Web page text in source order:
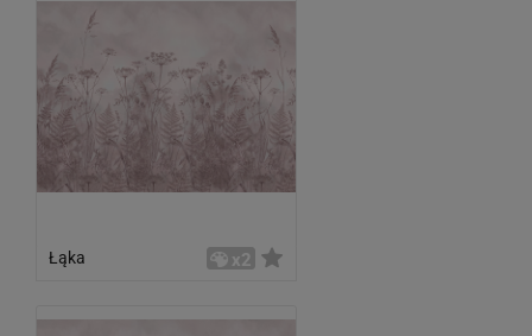
Łąka x2